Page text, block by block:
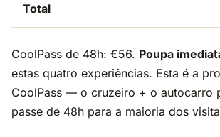
Total
CoolPass de 48h: €56. Poupa
estas quatro experiências. Esta é a
CoolPass — o cruzeiro + o autocarro
passe de 48h para a maioria dos